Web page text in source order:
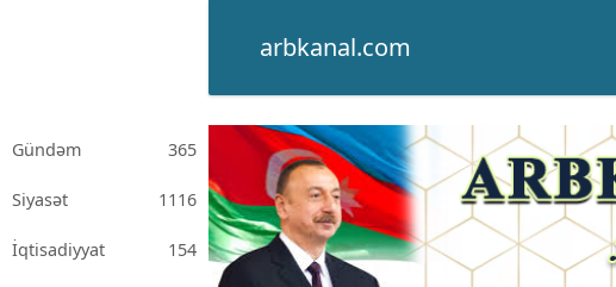
arbkanal.com
Gündəm 365
Siyasət 1116
İqtisadiyyat 154